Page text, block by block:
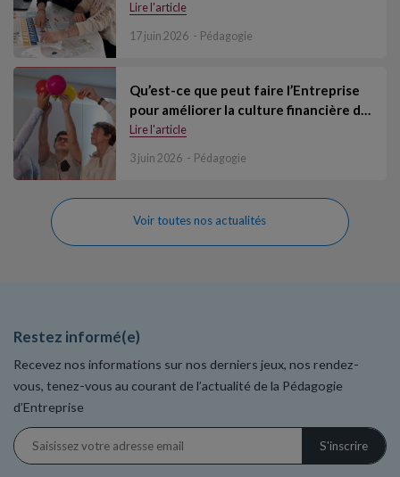
Lire l'article
17 juin 2026 Pédagogie
Qu’est-ce que peut faire l’Entreprise
pour améliorer la culture financière d…
Lire l'article
3 juin 2026 Pédagogie
Voir toutes nos actualités
Restez informé(e)
Recevez nos informations sur nos derniers jeux, nos rendez-
vous, tenez-vous au courant de l’actualité de la Pédagogie
d’Entreprise